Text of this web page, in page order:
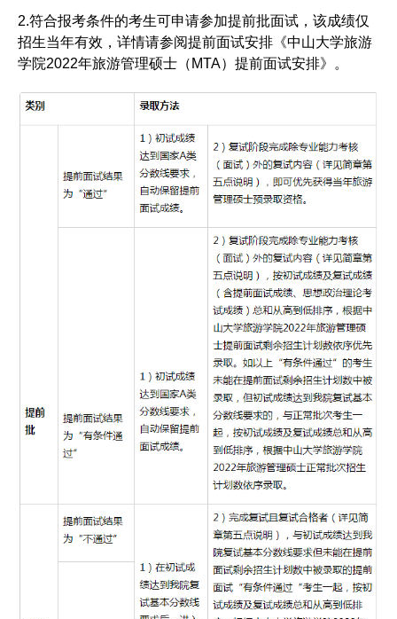
2.符合报考条件的考生可申请参加提前批面试，该成绩仅
招生当年有效，详情请参阅提前面试安排《中山大学旅游
学院2022年旅游管理硕士（MTA）提前面试安排》。